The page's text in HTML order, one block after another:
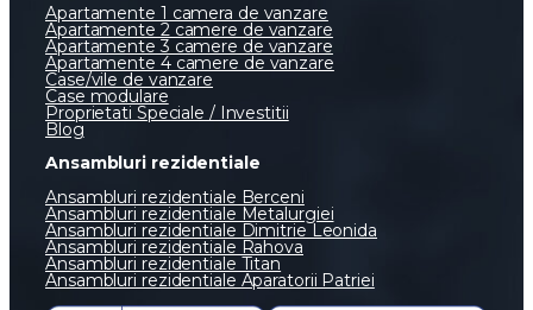
Apartamente 1 camera de vanzare
Apartamente 2 camere de vanzare
Apartamente 3 camere de vanzare
Apartamente 4 camere de vanzare
Case/vile de vanzare
Case modulare
Proprietati Speciale / Investitii
Blog
Ansambluri rezidentiale
Ansambluri rezidentiale Berceni
Ansambluri rezidentiale Metalurgiei
Ansambluri rezidentiale Dimitrie Leonida
Ansambluri rezidentiale Rahova
Ansambluri rezidentiale Titan
Ansambluri rezidentiale Aparatorii Patriei